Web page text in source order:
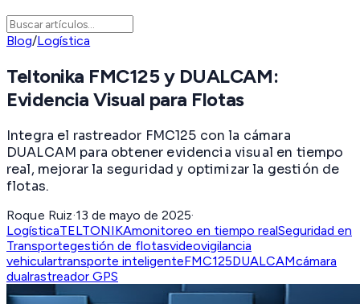
Blog/Logística
Teltonika FMC125 y DUALCAM:
Evidencia Visual para Flotas
Integra el rastreador FMC125 con la cámara
DUALCAM para obtener evidencia visual en tiempo
real, mejorar la seguridad y optimizar la gestión de
flotas.
Roque Ruiz·13 de mayo de 2025·
LogísticaTELTONIKAmonitoreo en tiempo realSeguridad en
Transportegestión de flotasvideovigilancia
vehiculartransporte inteligenteFMC125DUALCAMcámara
dualrastreador GPS